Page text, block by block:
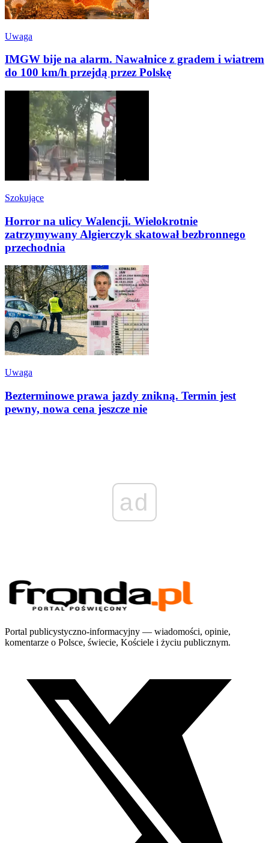
Uwaga
IMGW bije na alarm. Nawałnice z gradem i wiatrem
do 100 km/h przejdą przez Polskę
Szokujące
Horror na ulicy Walencji. Wielokrotnie
zatrzymywany Algierczyk skatował bezbronnego
przechodnia
Uwaga
Bezterminowe prawa jazdy znikną. Termin jest
pewny, nowa cena jeszcze nie
ad
Portal publicystyczno-informacyjny — wiadomości, opinie,
komentarze o Polsce, świecie, Kościele i życiu publicznym.